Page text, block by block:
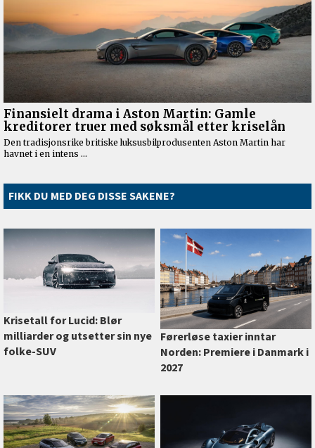
FIKK DU MED DEG DISSE SAKENE?
Krisetall for Lucid: Blør
milliarder og utsetter sin nye
folke-SUV
Førerløse taxier inntar
Norden: Premiere i Danmark i
2027